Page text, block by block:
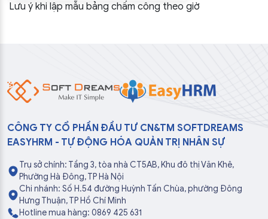
Lưu ý khi lập mẫu bảng chấm công theo giờ
CÔNG TY CỔ PHẦN ĐẦU TƯ CN&TM SOFTDREAMS
EASYHRM - TỰ ĐỘNG HÓA QUẢN TRỊ NHÂN SỰ
Trụ sở chính: Tầng 3, tòa nhà CT5AB, Khu đô thị Văn Khê,
Phường Hà Đông, TP Hà Nội
Chi nhánh: Số H.54 đường Huỳnh Tấn Chùa, phường Đông
Hưng Thuận, TP Hồ Chí Minh
Hotline mua hàng: 0869 425 631